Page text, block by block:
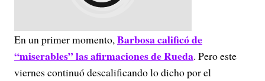
En un primer momento,Barbosa calificó de
“miserables” las afirmaciones de Rueda. Pero este
viernes continuó descalificando lo dicho por el